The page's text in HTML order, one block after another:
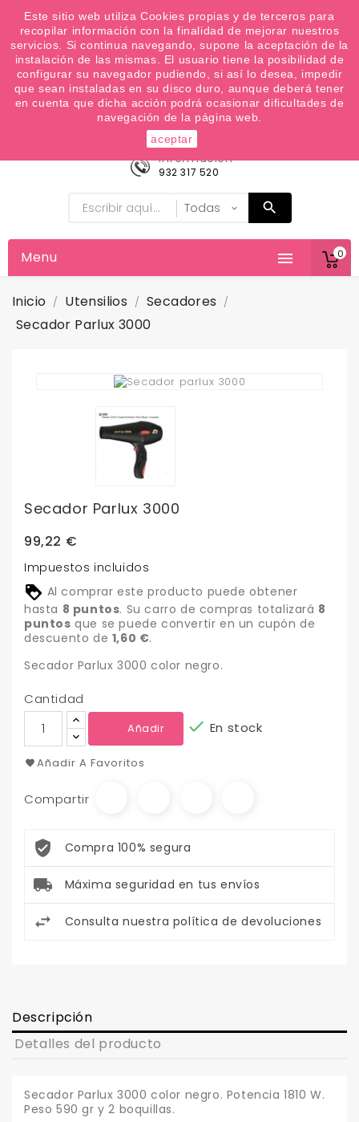
¿Quiere conocer las próximas ofertas del fin de
semana? Apúntate a nuestra Newsletter
Favoritos (0)

0
Información
932 317 520

Menu
Inicio Utensilios
Secadores
Secador Parlux 3000
Secador Parlux 3000
99,22 €
Impuestos incluidos
Al comprar este producto puede obtener
hasta 8 puntos. Su carro de compras totalizará 8
puntos que se puede convertir en un cupón de
descuento de 1,60 €.
Secador Parlux 3000 color negro.
Cantidad
Añadir  En stock
Añadir A Favoritos
Compartir
Compra 100% segura
Máxima seguridad en tus envíos
Consulta nuestra política de devoluciones
Descripción
Detalles del producto
Secador Parlux 3000 color negro. Potencia 1810 W.
Peso 590 gr y 2 boquillas.
Este sitio web utiliza Cookies propias y de terceros para
recopilar información con la finalidad de mejorar nuestros
servicios. Si continua navegando, supone la aceptación de la
instalación de las mismas. El usuario tiene la posibilidad de
configurar su navegador pudiendo, si así lo desea, impedir
que sean instaladas en su disco duro, aunque deberá tener
en cuenta que dicha acción podrá ocasionar dificultades de
navegación de la página web.
aceptar